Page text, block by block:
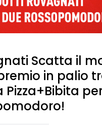
Scatta il
in palio